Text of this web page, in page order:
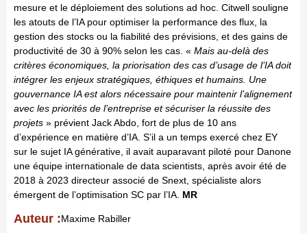
mesure et le déploiement des solutions ad hoc. Citwell souligne
les atouts de l’IA pour optimiser la performance des flux, la
gestion des stocks ou la fiabilité des prévisions, et des gains de
productivité de 30 à 90% selon les cas. « Mais au-delà des
critères économiques, la priorisation des cas d’usage de l’IA doit
intégrer les enjeux stratégiques, éthiques et humains. Une
gouvernance IA est alors nécessaire pour maintenir l’alignement
avec les priorités de l’entreprise et sécuriser la réussite des
projets » prévient Jack Abdo, fort de plus de 10 ans
d’expérience en matière d’IA. S’il a un temps exercé chez EY
sur le sujet IA générative, il avait auparavant piloté pour Danone
une équipe internationale de data scientists, après avoir été de
2018 à 2023 directeur associé de Snext, spécialiste alors
émergent de l’optimisation SC par l’IA. MR
Auteur :Maxime Rabiller